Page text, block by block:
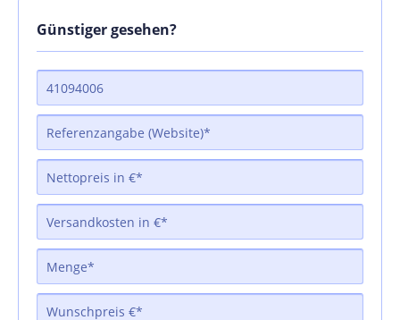
Günstiger gesehen?